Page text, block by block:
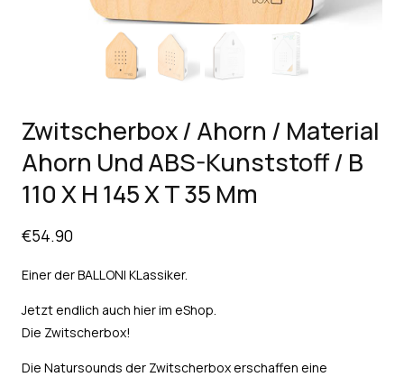
Zwitscherbox / Ahorn / Material
Ahorn Und ABS-Kunststoff / B
110 X H 145 X T 35 Mm
€54.90
Einer der BALLONI KLassiker.
Jetzt endlich auch hier im eShop.
Die Zwitscherbox!
Die Natursounds der Zwitscherbox erschaffen eine